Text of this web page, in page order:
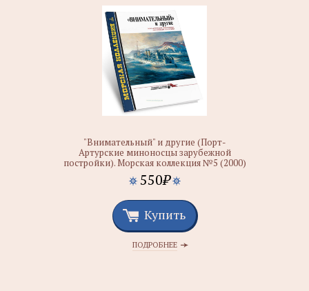
"Внимательный" и другие (Порт-
Артурские миноносцы зарубежной
постройки). Морская коллекция №5 (2000)
550₽
Купить
ПОДРОБНЕЕ